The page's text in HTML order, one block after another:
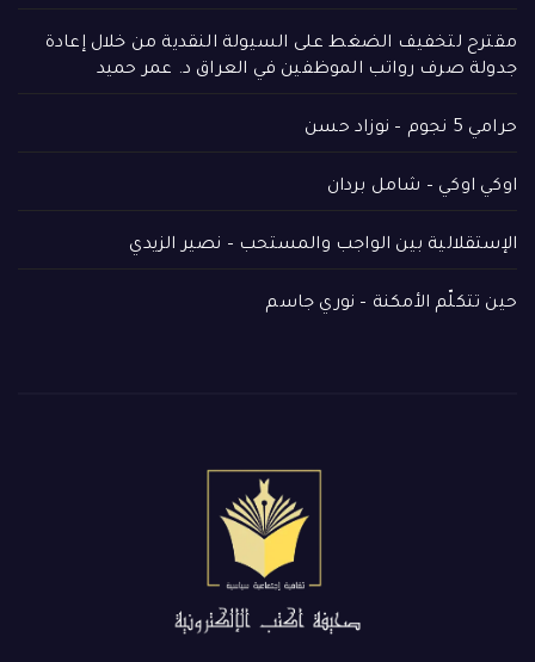
مقترح لتخفيف الضغط على السيولة النقدية من خلال إعادة
جدولة صرف رواتب الموظفين في العراق د. عمر حميد
حرامي 5 نجوم – نوزاد حسن
اوكي اوكي – شامل بردان
الإستقلالية بين الواجب والمستحب – نصير الزيدي
حين تتكلّم الأمكنة – نوري جاسم